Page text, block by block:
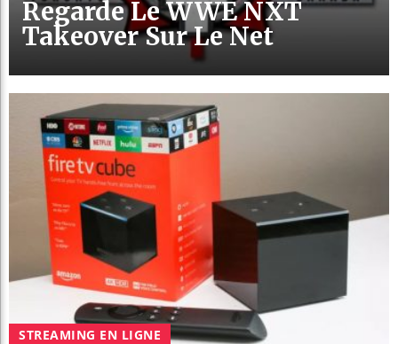
Regarde Le WWE NXT
Takeover Sur Le Net
STREAMING EN LIGNE